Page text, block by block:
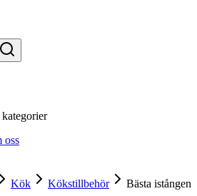
oss
Kök Kökstillbehör Bästa istången